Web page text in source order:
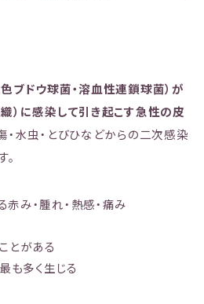
ブドウ球菌・溶血性連鎖球菌）が
）に感染して引き起こす急性の皮
・水虫・とびひなどからの二次感染
み・腫れ・熱感・痛み
とがある
も多く生じる